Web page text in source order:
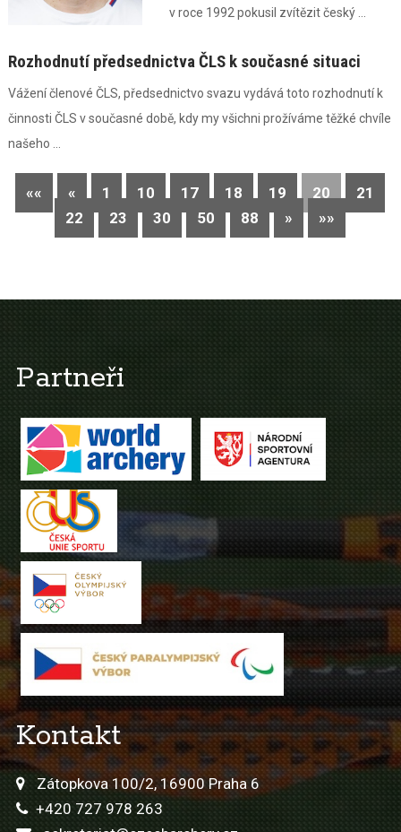
v roce 1992 pokusil zvítězit český ...
Rozhodnutí předsednictva ČLS k současné situaci
Vážení členové ČLS, předsednictvo svazu vydává toto rozhodnutí k
činnosti ČLS v současné době, kdy my všichni prožíváme těžké chvíle
našeho ...
«« « 1 10 17 18 19 20
21
22
23 30 50 88 » »»
Partneři
Kontakt
Zátopkova 100/2, 16900 Praha 6
+420 727 978 263